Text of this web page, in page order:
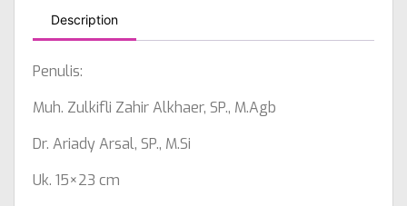
Description
Penulis:
Muh. Zulkifli Zahir Alkhaer, SP., M.Agb
Dr. Ariady Arsal, SP., M.Si
Uk. 15×23 cm